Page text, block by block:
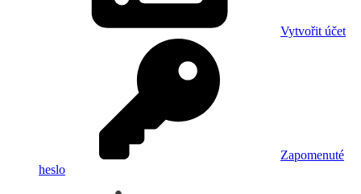
Vytvořit účet
Zapomenuté
heslo